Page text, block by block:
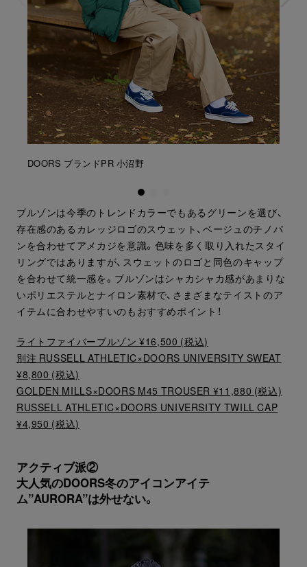
DOORS ブランドPR 小沼野
ブルゾンは今季のトレンドカラーでもあるグリーンを選び、
存在感のあるカレッジロゴのスウェット、ベージュのチノパ
ンを合わせてアメカジを意識。色味を多く取り入れたスタイ
リングではありますが、スウェットのロゴと同色のキャップ
を合わせて統一感を。ブルゾンはシャカシャカ感があまりな
いポリエステルとナイロン素材で、さまざまなテイストのア
イテムに合わせやすいのもおすすめポイント！
ライトファイバーブルゾン ¥16,500 (税込)
別注 RUSSELL ATHLETIC×DOORS UNIVERSITY SWEAT
¥8,800 (税込)
GOLDEN MILLS×DOORS M45 TROUSER ¥11,880 (税込)
RUSSELL ATHLETIC×DOORS UNIVERSITY TWILL CAP
¥4,950 (税込)
アクティブ派②
大人気のDOORS冬のアイコンアイテ
ム”AURORA”は外せない。